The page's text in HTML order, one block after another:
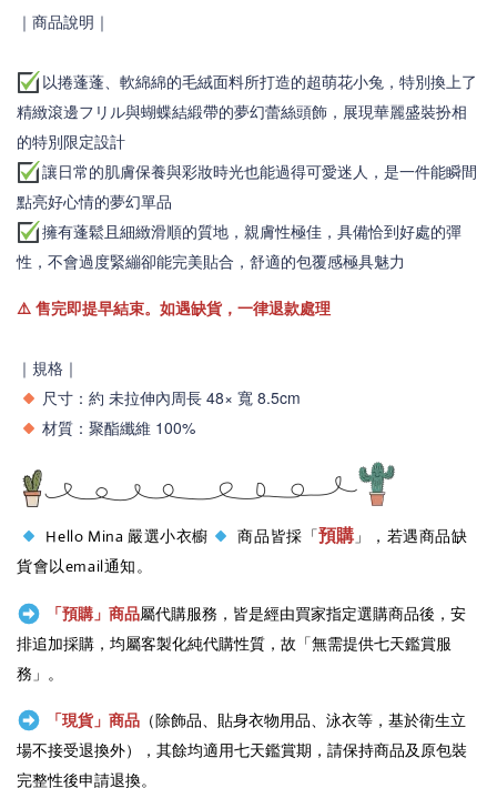
｜商品說明｜
以捲蓬蓬、軟綿綿的毛絨面料所打造的超萌花小兔，特別換上了
精緻滾邊フリル與蝴蝶結緞帶的夢幻蕾絲頭飾，展現華麗盛裝扮相
的特別限定設計
讓日常的肌膚保養與彩妝時光也能過得可愛迷人，是一件能瞬間
點亮好心情的夢幻單品
擁有蓬鬆且細緻滑順的質地，親膚性極佳，具備恰到好處的彈
性，不會過度緊繃卻能完美貼合，舒適的包覆感極具魅力
⚠️ 售完即提早結束。如遇缺貨，一律退款處理
｜規格｜
尺寸： 約 未拉伸內周長 48× 寬 8.5cm
材質： 聚酯纖維 100%
Hello Mina 嚴選小衣櫥 商品皆採「預購 」，若遇商品缺
貨會以email通知。
「預購」商品屬代購服務，皆是經由買家指定選購商品後，安
排追加採購，均屬客製化純代購性質，故「無需提供七天鑑賞服
務」。
「現貨」商品（除飾品、貼身衣物用品、泳衣等，基於衛生立
場不接受退換外），其餘均適用七天鑑賞期，請保持商品及原包裝
完整性後申請退換。